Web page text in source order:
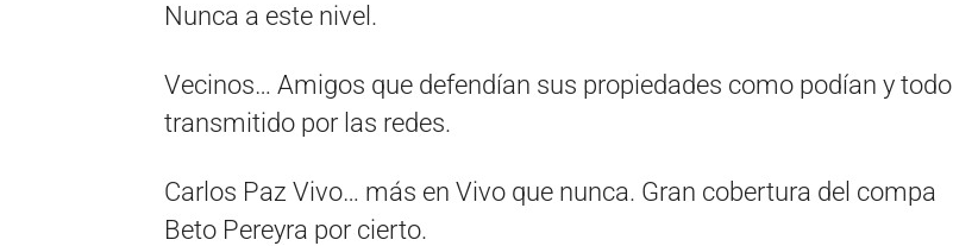
Nunca a este nivel.
Vecinos… Amigos que defendían sus propiedades como podían y todo
transmitido por las redes.
Carlos Paz Vivo… más en Vivo que nunca. Gran cobertura del compa
Beto Pereyra por cierto.